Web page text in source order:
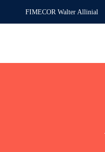
FIMECOR Walter Allinial